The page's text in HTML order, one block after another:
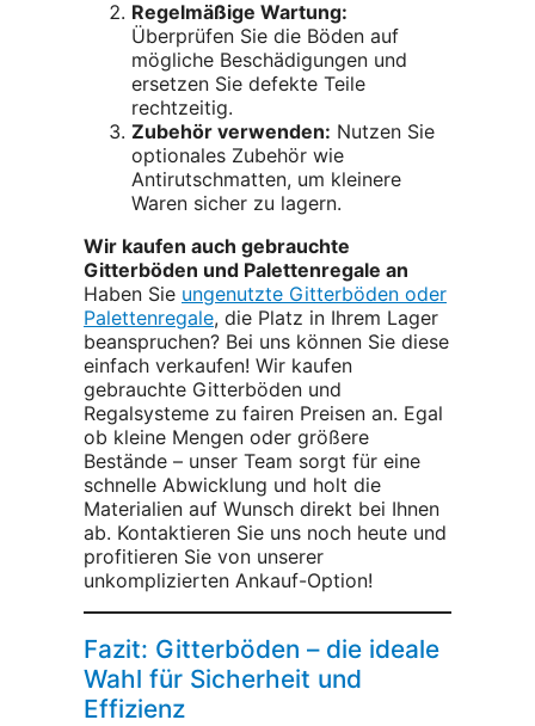
Regelmäßige Wartung:
Überprüfen Sie die Böden auf
mögliche Beschädigungen und
ersetzen Sie defekte Teile
rechtzeitig.
Zubehör verwenden: Nutzen Sie
optionales Zubehör wie
Antirutschmatten, um kleinere
Waren sicher zu lagern.
Wir kaufen auch gebrauchte
Gitterböden und Palettenregale an
Haben Sie ungenutzte Gitterböden oder
Palettenregale, die Platz in Ihrem Lager
beanspruchen? Bei uns können Sie diese
einfach verkaufen! Wir kaufen
gebrauchte Gitterböden und
Regalsysteme zu fairen Preisen an. Egal
ob kleine Mengen oder größere
Bestände – unser Team sorgt für eine
schnelle Abwicklung und holt die
Materialien auf Wunsch direkt bei Ihnen
ab. Kontaktieren Sie uns noch heute und
profitieren Sie von unserer
unkomplizierten Ankauf-Option!
Fazit: Gitterböden – die ideale
Wahl für Sicherheit und
Effizienz